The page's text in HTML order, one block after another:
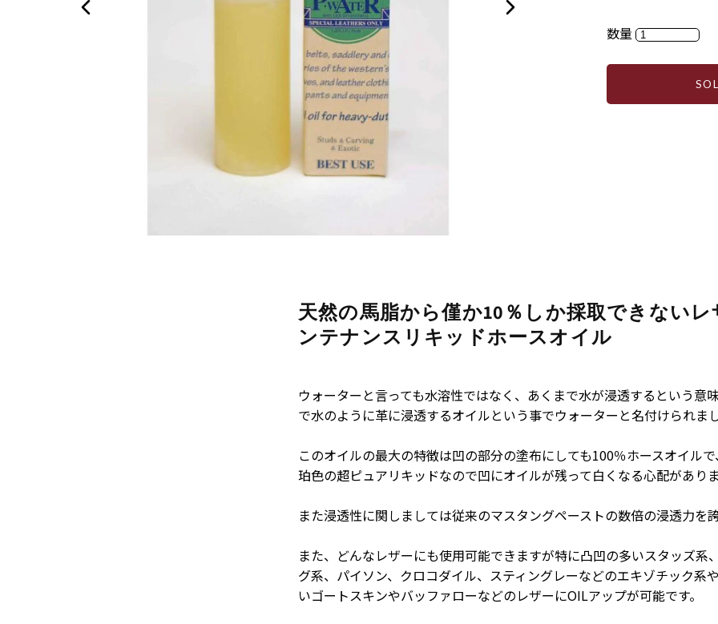
数量
天然の馬脂から僅か10％しか採取できないレ
ンテナンスリキッドホースオイル
ウォーターと言っても水溶性ではなく、あくまで水が浸透するという意
で水のように革に浸透するオイルという事でウォーターと名付けられまし
このオイルの最大の特徴は凹の部分の塗布にしても100％ホースオイル
珀色の超ピュアリキッドなので凹にオイルが残って白くなる心配がありま
また浸透性に関しましては従来のマスタングペーストの数倍の浸透力を誇
また、どんなレザーにも使用可能できますが特に凸凹の多いスタッズ系
グ系、パイソン、クロコダイル、スティングレーなどのエキゾチック系
いゴートスキンやバッファローなどのレザーにOILアップが可能です。